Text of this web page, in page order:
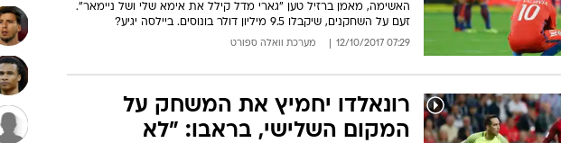
האשימה, מאמן ברזיל טען "גארי מדל קילל את אימא שלי ושל ניימאר".
זעם על השחקנים, שיקבלו 9.5 מיליון דולר בונוסים. ביילסה יגיע?
07:29 12/10/2017 מערכת וואלה ספורט
רונאלדו יחמיץ את המשחק על
המקום השלישי, בראבו: "לא